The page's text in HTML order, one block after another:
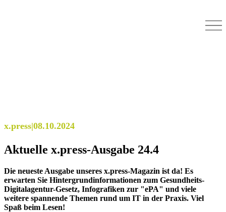
x.press|08.10.2024
Aktuelle x.press-Ausgabe 24.4
Die neueste Ausgabe unseres x.press-Magazin ist da! Es
erwarten Sie Hintergrundinformationen zum Gesundheits-
Digitalagentur-Gesetz, Infografiken zur "ePA" und viele
weitere spannende Themen rund um IT in der Praxis. Viel
Spaß beim Lesen!